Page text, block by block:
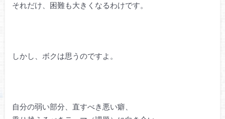
それだけ、困難も大きくなるわけです。
しかし、ボクは思うのですよ。
自分の弱い部分、直すべき悪い癖、